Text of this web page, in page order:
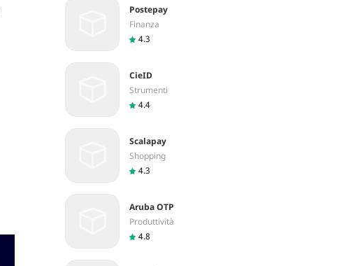
Postepay
Finanza
4.3
CieID
Strumenti
4.4
Scalapay
Shopping
4.3
Aruba OTP
Produttività
4.8